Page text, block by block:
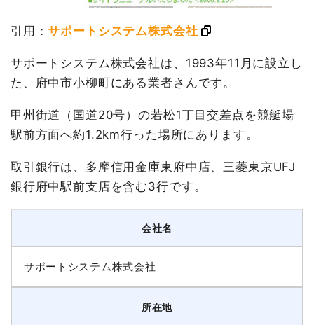
引用：サポートシステム株式会社
サポートシステム株式会社は、1993年11月に設立し
た、府中市小柳町にある業者さんです。
甲州街道（国道20号）の若松1丁目交差点を競艇場
駅前方面へ約1.2km行った場所にあります。
取引銀行は、多摩信用金庫東府中店、三菱東京UFJ
銀行府中駅前支店を含む3行です。
会社名
サポートシステム株式会社
所在地